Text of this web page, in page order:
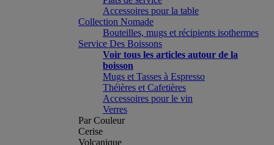
Accessoires pour la table
Collection Nomade
Bouteilles, mugs et récipients isothermes
Service Des Boissons
Voir tous les articles autour de la
boisson
Mugs et Tasses à Espresso
Théières et Cafetières
Accessoires pour le vin
Verres
Par Couleur
Cerise
Volcanique